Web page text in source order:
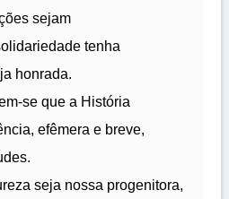
sejam
tenha
honrada.
se que a História
efêmera e breve,
seja nossa progenitora,